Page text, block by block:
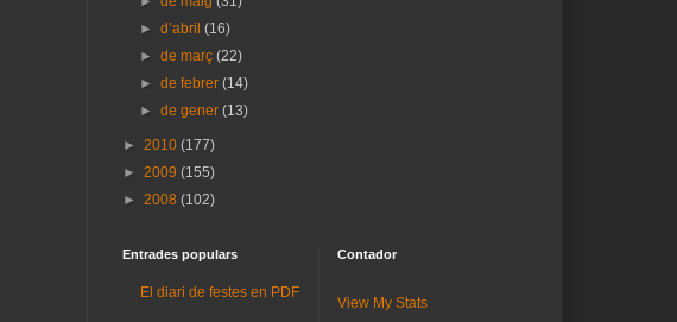
►d’abril(16)
►de març(22)
►de febrer(14)
►de gener(13)
► 2010 (177)
► 2009 (155)
► 2008 (102)
Entrades populars
El diari de festes en PDF
Contador
View My Stats